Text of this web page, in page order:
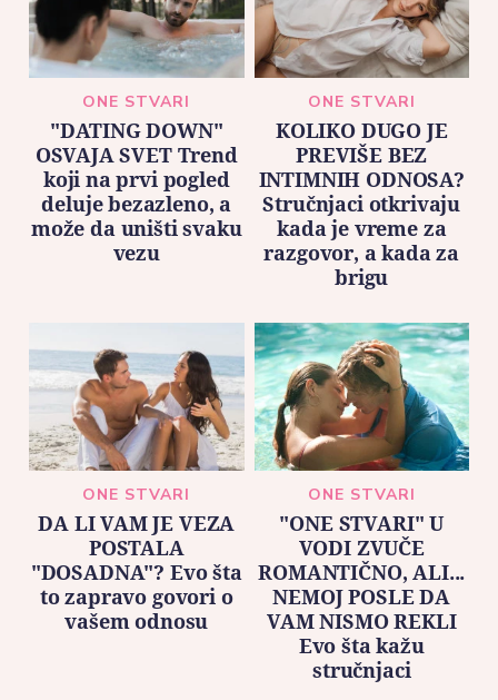
ONE STVARI
"DATING DOWN"
OSVAJA SVET Trend
koji na prvi pogled
deluje bezazleno, a
može da uništi svaku
vezu
ONE STVARI
KOLIKO DUGO JE
PREVIŠE BEZ
INTIMNIH ODNOSA?
Stručnjaci otkrivaju
kada je vreme za
razgovor, a kada za
brigu
ONE STVARI
DA LI VAM JE VEZA
POSTALA
"DOSADNA"? Evo šta
to zapravo govori o
vašem odnosu
ONE STVARI
"ONE STVARI" U
VODI ZVUČE
ROMANTIČNO, ALI...
NEMOJ POSLE DA
VAM NISMO REKLI
Evo šta kažu
stručnjaci